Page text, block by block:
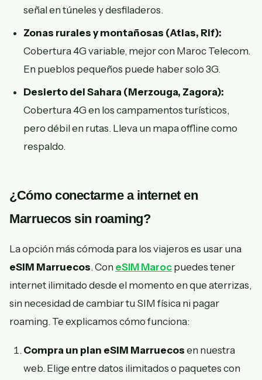
señal en túneles y desfiladeros.
Zonas rurales y montañosas (Atlas, Rif):
Cobertura 4G variable, mejor con Maroc Telecom.
En pueblos pequeños puede haber solo 3G.
Desierto del Sahara (Merzouga, Zagora):
Cobertura 4G en los campamentos turísticos,
pero débil en rutas. Lleva un mapa offline como
respaldo.
¿Cómo conectarme a internet en
Marruecos sin roaming?
La opción más cómoda para los viajeros es usar una
eSIM Marruecos. Con eSIM Maroc puedes tener
internet ilimitado desde el momento en que aterrizas,
sin necesidad de cambiar tu SIM física ni pagar
roaming. Te explicamos cómo funciona:
Compra un plan eSIM Marruecos en nuestra
web. Elige entre datos ilimitados o paquetes con